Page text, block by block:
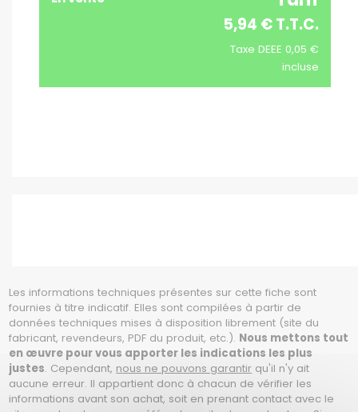
5,94 € T.T.C.
Taxe DEEE 0,05 €
incluse
Les informations techniques présentes sur cette fiche sont
fournies à titre indicatif. Elles sont compilées à partir de
données techniques mises à disposition librement (site du
fabricant, revendeurs, PDF du produit, etc.). Nous mettons tout
en œuvre pour vous apporter les indications les plus
justes. Cependant, nous ne pouvons garantir qu'il n'y ait
aucune erreur. Il appartient donc à chacun de vérifier les
informations avant son achat, soit en prenant contact avec le